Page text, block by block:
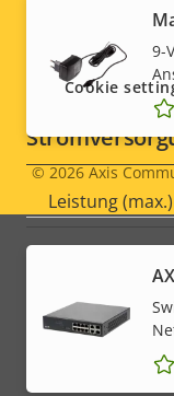
Vandalismus-
IP-Schutzklasse
Leistung (max.)
Leistung
DC-
9-
Legal
menu
© 2026 Axis
Cookie